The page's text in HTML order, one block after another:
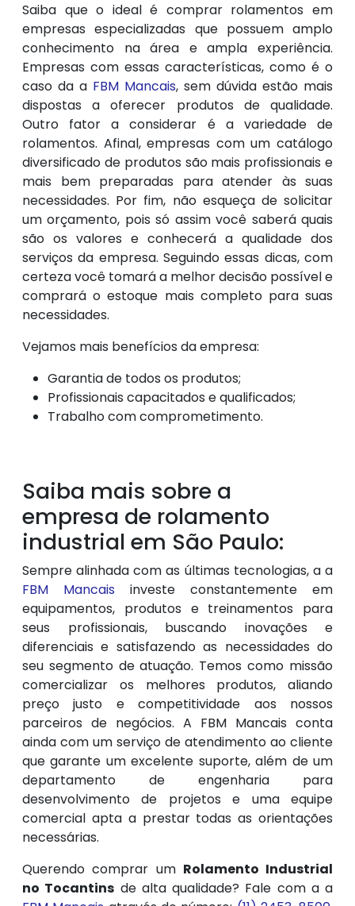
Saiba que o ideal é comprar rolamentos em
empresas especializadas que possuem amplo
conhecimento na área e ampla experiência.
Empresas com essas características, como é o
caso da a FBM Mancais, sem dúvida estão mais
dispostas a oferecer produtos de qualidade.
Outro fator a considerar é a variedade de
rolamentos. Afinal, empresas com um catálogo
diversificado de produtos são mais profissionais e
mais bem preparadas para atender às suas
necessidades. Por fim, não esqueça de solicitar
um orçamento, pois só assim você saberá quais
são os valores e conhecerá a qualidade dos
serviços da empresa. Seguindo essas dicas, com
certeza você tomará a melhor decisão possível e
comprará o estoque mais completo para suas
necessidades.
Vejamos mais benefícios da empresa:
Garantia de todos os produtos;
Profissionais capacitados e qualificados;
Trabalho com comprometimento.
Saiba mais sobre a
empresa de rolamento
industrial em São Paulo:
Sempre alinhada com as últimas tecnologias, a a
FBM Mancais investe constantemente em
equipamentos, produtos e treinamentos para
seus profissionais, buscando inovações e
diferenciais e satisfazendo as necessidades do
seu segmento de atuação. Temos como missão
comercializar os melhores produtos, aliando
preço justo e competitividade aos nossos
parceiros de negócios. A FBM Mancais conta
ainda com um serviço de atendimento ao cliente
que garante um excelente suporte, além de um
departamento de engenharia para
desenvolvimento de projetos e uma equipe
comercial apta a prestar todas as orientações
necessárias.
Querendo comprar um Rolamento Industrial
no Tocantins de alta qualidade? Fale com a a